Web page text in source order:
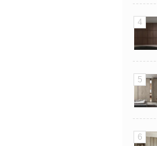
4
5
6